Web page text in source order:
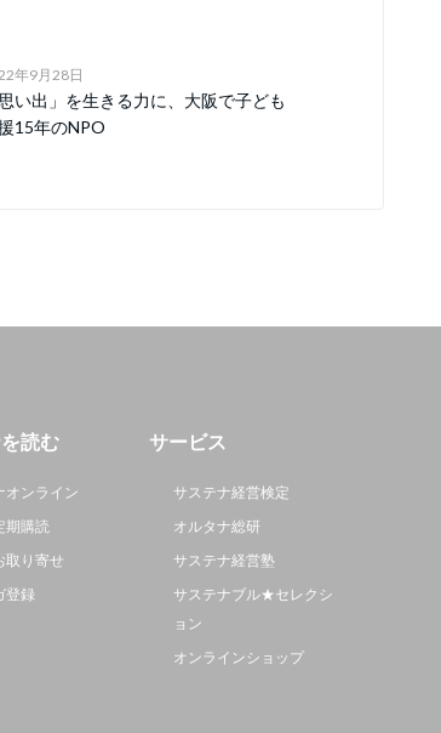
年9月28日
思い出」を生きる力に、大阪で子ども
15年のNPO
読む
オンライン
期購読
取り寄せ
登録
サービス
サステナ経営検定
オルタナ総研
サステナ経営塾
サステナブル★セレクシ
ョン
オンラインショップ